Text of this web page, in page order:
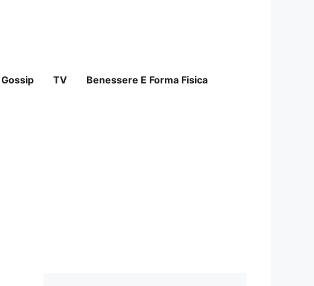
Gossip TV Benessere E Forma Fisica